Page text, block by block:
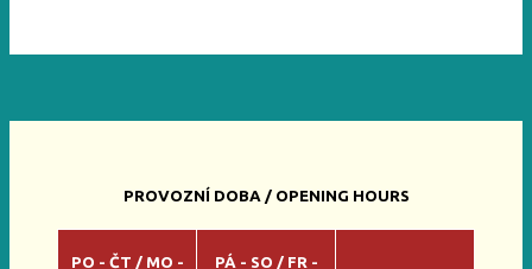
PROVOZNÍ DOBA / OPENING HOURS
PO - ČT / MO - PÁ - SO / FR -